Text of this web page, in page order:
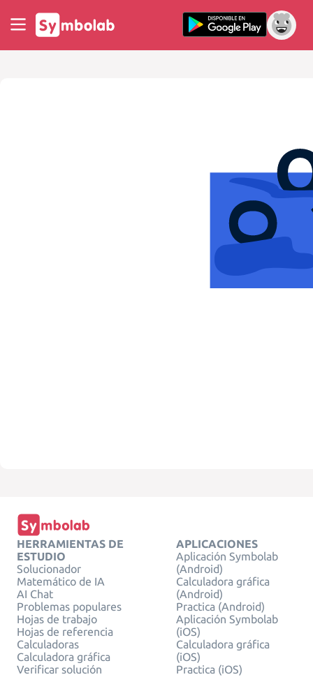
HERRAMIENTAS DE
ESTUDIO
Solucionador
Matemático de IA
AI Chat
Problemas populares
Hojas de trabajo
Hojas de referencia
Calculadoras
Calculadora gráfica
Verificar solución
APLICACIONES
Aplicación Symbolab
(Android)
Calculadora gráfica
(Android)
Practica (Android)
Aplicación Symbolab
(iOS)
Calculadora gráfica
(iOS)
Practica (iOS)